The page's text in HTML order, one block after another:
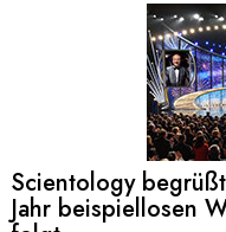
Scientology
Jahr beispiellosen